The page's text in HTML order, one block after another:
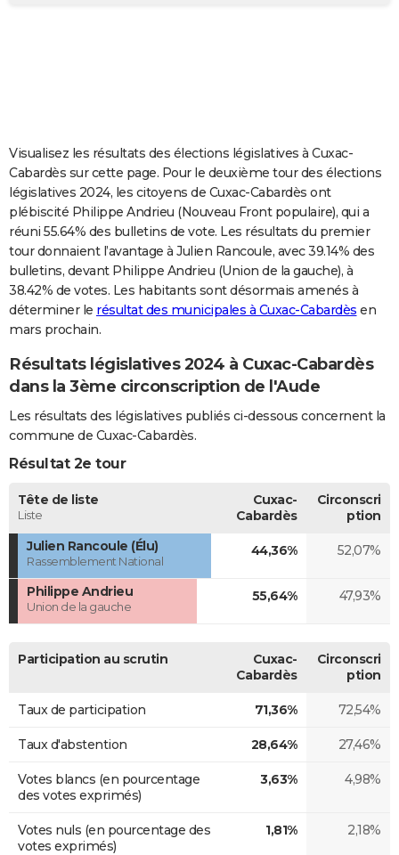
Carte de Noël
Carte Bonne année
Carte Saint-Valentin
Carte Pâques
Carte d'anniversaire
DICTIONNAIRE
Dictionnaire
Biographies
Citations
Expressions
Proverbes
PROGRAMME TV
COPAINS D'AVANT
S'inscrire
Se connecter
Lycées
Collèges
Primaires
Universités
Entreprises
Service militaire
Avis de recherche
AVIS DE DÉCÈS
FORUM
Visualisez les résultats des élections législatives à Cuxac-
Cabardès sur cette page. Pour le deuxième tour des élections
législatives 2024, les citoyens de Cuxac-Cabardès ont
plébiscité Philippe Andrieu (Nouveau Front populaire), qui a
réuni 55.64% des bulletins de vote. Les résultats du premier
tour donnaient l’avantage à Julien Rancoule, avec 39.14% des
bulletins, devant Philippe Andrieu (Union de la gauche), à
38.42% de votes. Les habitants sont désormais amenés à
déterminer le résultat des municipales à Cuxac-Cabardès en
mars prochain.
Résultats législatives 2024 à Cuxac-Cabardès
dans la 3ème circonscription de l'Aude
Les résultats des législatives publiés ci-dessous concernent la
commune de Cuxac-Cabardès.
Résultat 2e tour
Tête de liste
Liste
Cuxac-
Cabardès
Circonscri
ption
Julien Rancoule (Élu)
Rassemblement National
44,36% 52,07%
Philippe Andrieu
Union de la gauche
55,64% 47,93%
Participation au scrutin
Cuxac-
Cabardès
Circonscri
ption
Taux de participation 71,36% 72,54%
Taux d'abstention 28,64% 27,46%
Votes blancs (en pourcentage
des votes exprimés)
3,63% 4,98%
Votes nuls (en pourcentage des
votes exprimés)
1,81% 2,18%